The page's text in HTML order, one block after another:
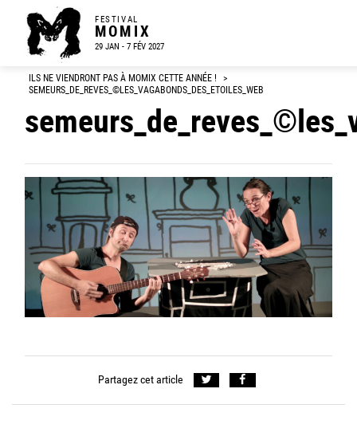
FESTIVAL
MOMIX
29 JAN - 7 FÉV 2027
ILS NE VIENDRONT PAS À MOMIX CETTE ANNÉE !
>
SEMEURS_DE_REVES_©LES_VAGABONDS_DES_ETOILES_WEB
Partagez cet article